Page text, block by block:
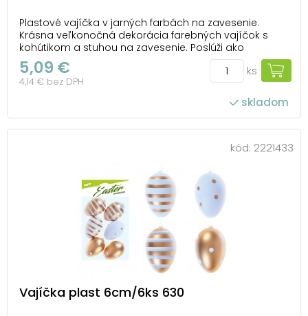
Plastové vajíčka v jarných farbách na zavesenie.
Krásna veľkonočná dekorácia farebných vajíčok s
kohútikom a stuhou na zavesenie. Poslúži ako
dekorácia do exteriéru alebo interiéru. Dekorácia má
povrázok na zavesenie. Nalaďte sa s nami na Veľkú
noc! Balenie obsahuje: - 12 ks plastových vajíčo...
5,09 €
4,14 € bez DPH
ks
skladom
kód: 2221433
Vajíčka plast 6cm/6ks 630